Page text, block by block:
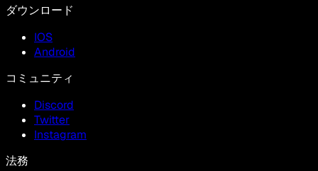
ダウンロード
IOS
Android
コミュニティ
Discord
Twitter
Instagram
法務